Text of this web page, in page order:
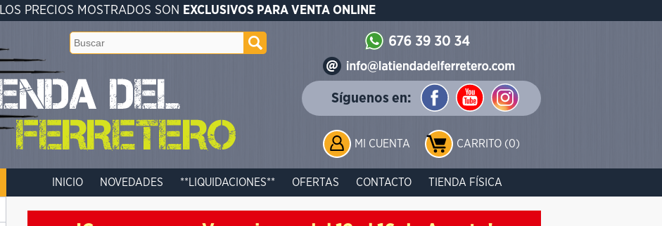
LOS PRECIOS MOSTRADOS SON EXCLUSIVOS PARA VENTA ONLINE
Síguenos en:
MI CUENTA CARRITO (0)
INICIO NOVEDADES **LIQUIDACIONES** OFERTAS CONTACTO TIENDA FÍSICA